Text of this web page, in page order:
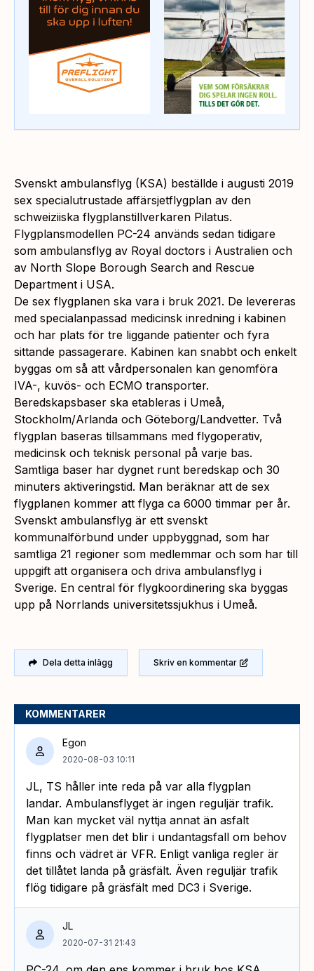
Svenskt ambulansflyg (KSA) beställde i augusti 2019
sex specialutrustade affärsjetflygplan av den
schweiziiska flygplanstillverkaren Pilatus.
Flygplansmodellen PC-24 används sedan tidigare
som ambulansflyg av Royal doctors i Australien och
av North Slope Borough Search and Rescue
Department i USA.
De sex flygplanen ska vara i bruk 2021. De levereras
med specialanpassad medicinsk inredning i kabinen
och har plats för tre liggande patienter och fyra
sittande passagerare. Kabinen kan snabbt och enkelt
byggas om så att vårdpersonalen kan genomföra
IVA-, kuvös- och ECMO transporter.
Beredskapsbaser ska etableras i Umeå,
Stockholm/Arlanda och Göteborg/Landvetter. Två
flygplan baseras tillsammans med flygoperativ,
medicinsk och teknisk personal på varje bas.
Samtliga baser har dygnet runt beredskap och 30
minuters aktiveringstid. Man beräknar att de sex
flygplanen kommer att flyga ca 6000 timmar per år.
Svenskt ambulansflyg är ett svenskt
kommunalförbund under uppbyggnad, som har
samtliga 21 regioner som medlemmar och som har till
uppgift att organisera och driva ambulansflyg i
Sverige. En central för flygkoordinering ska byggas
upp på Norrlands universitetssjukhus i Umeå.
Dela detta inlägg Skriv en kommentar
KOMMENTARER
Egon
2020-08-03 10:11
JL, TS håller inte reda på var alla flygplan
landar. Ambulansflyget är ingen reguljär trafik.
Man kan mycket väl nyttja annat än asfalt
flygplatser men det blir i undantagsfall om behov
finns och vädret är VFR. Enligt vanliga regler är
det tillåtet landa på gräsfält. Även reguljär trafik
flög tidigare på gräsfält med DC3 i Sverige.
JL
2020-07-31 21:43